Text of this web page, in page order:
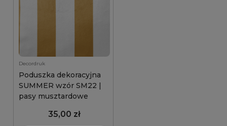
Decordruk
Poduszka dekoracyjna
SUMMER wzór SM22 |
pasy musztardowe
35,00 zł